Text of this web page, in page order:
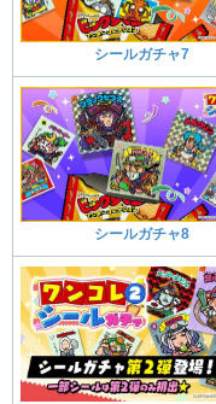
シールガチャ7
シールガチャ8